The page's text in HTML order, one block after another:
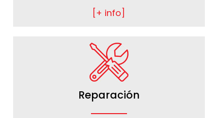
[+ info]
Reparación